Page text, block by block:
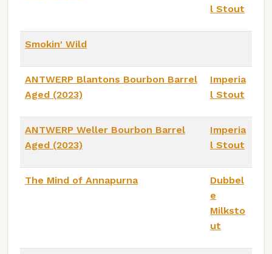
l Stout
Smokin' Wild
ANTWERP Blantons Bourbon Barrel
Aged (2023)
Imperia
l Stout
ANTWERP Weller Bourbon Barrel
Aged (2023)
Imperia
l Stout
The Mind of Annapurna
Dubbel
e
Milksto
ut